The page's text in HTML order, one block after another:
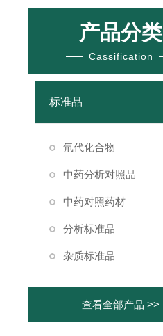
产品分类
Cassification
标准品
氘代化合物
中药分析对照品
中药对照药材
分析标准品
杂质标准品
查看全部产品 >>